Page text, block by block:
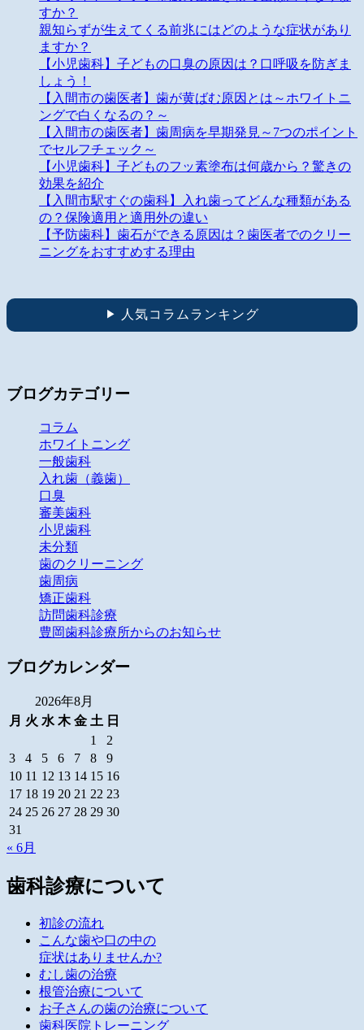
すか？
親知らずが生えてくる前兆にはどのような症状があり
ますか？
【小児歯科】子どもの口臭の原因は？口呼吸を防ぎま
しょう！
【入間市の歯医者】歯が黄ばむ原因とは～ホワイトニ
ングで白くなるの？～
【入間市の歯医者】歯周病を早期発見～7つのポイント
でセルフチェック～
【小児歯科】子どものフッ素塗布は何歳から？驚きの
効果を紹介
【入間市駅すぐの歯科】入れ歯ってどんな種類がある
の？保険適用と適用外の違い
【予防歯科】歯石ができる原因は？歯医者でのクリー
ニングをおすすめする理由
▶ 人気コラムランキング
ブログカテゴリー
コラム
ホワイトニング
一般歯科
入れ歯（義歯）
口臭
審美歯科
小児歯科
未分類
歯のクリーニング
歯周病
矯正歯科
訪問歯科診療
豊岡歯科診療所からのお知らせ
ブログカレンダー
2026年8月
月 火 水 木 金 土 日
1
2
3
4 5 6 7 8
9
10 11 12 13 14 15 16
17 18 19 20 21 22 23
24 25 26 27 28 29 30
31
« 6月
歯科診療について
初診の流れ
こんな歯や口の中の
症状はありませんか?
むし歯の治療
根管治療について
お子さんの歯の治療について
歯科医院トレーニング